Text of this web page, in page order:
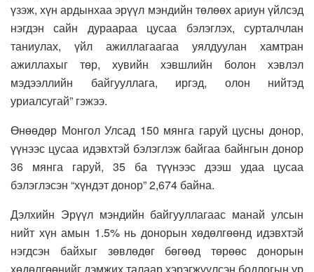
үзэж, хүн ардынхаа эрүүл мэндийн төлөөх ариун үйлсэд
нэгдэн сайн дураараа цусаа бэлэглэх, сурталчлан
таниулах, үйл ажиллагаагаа уялдуулан хамтран
ажиллахыг төр, хувийн хэвшлийн болон хэвлэл
мэдээллийн байгууллага, иргэд, олон нийтэд
уриалсугай” гэжээ.
Өнөөдөр Монгол Улсад 150 мянга гаруй цусны донор,
үүнээс цусаа идэвхтэй бэлэглэж байгаа байнгын донор
36 мянга гаруй, 35 ба түүнээс дээш удаа цусаа
бэлэглэсэн “хүндэт донор” 2,674 байна.
Дэлхийн Эрүүл мэндийн байгууллагаас манай улсын
нийт хүн амын 1.5% нь донорын хөдөлгөөнд идэвхтэй
нэгдсэн байхыг зөвлөдөг бөгөөд төрөөс донорын
хөдөлгөөнийг дэмжих талаар хэрэгжүүлсэн бодлогын үр